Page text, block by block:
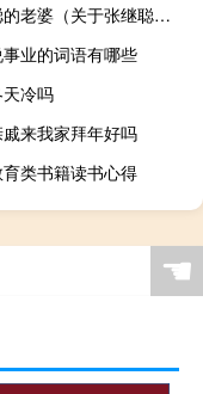
张继聪的老婆（关于张继聪的老婆的介绍）
业的词语有哪些
冷吗
来我家拜年好吗
类书籍读书心得
☚